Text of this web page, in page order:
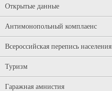
Открытые данные
Антимонопольный комплаенс
Всероссийская перепись населения
Туризм
Гаражная амнистия